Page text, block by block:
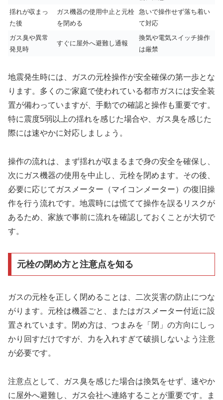
揺れが収まっ
た後
ガス機器の使用中止と元栓
を閉める
急いで操作せず落ち着い
て対応
ガス臭や異常
発見時
すぐに屋外へ避難し通報
換気や電気スイッチ操作
は厳禁
地震発生時には、ガスの元栓操作が安全確保の第一歩とな
ります。多くのご家庭で使われている都市ガスには安全装
置が備わっていますが、手動での確認と操作も重要です。
特に震度5弱以上の揺れを感じた場合や、ガス臭を感じた
際には速やかに対応しましょう。
操作の流れは、まず揺れが収まるまで身の安全を確保し、
次にガス機器の使用を中止し、元栓を閉めます。その後、
必要に応じてガスメーター（マイコンメーター）の復旧操
作を行う流れです。地震時には慌てて操作を誤るリスクが
あるため、家族で事前に流れを確認しておくことが大切で
す。
元栓の閉め方と注意点を知る
ガスの元栓を正しく閉めることは、二次災害の防止につな
がります。元栓は機器ごと、またはガスメーター付近に設
置されています。閉め方は、つまみを「閉」の方向にしっ
かり回すだけですが、力を入れすぎて破損しないよう注意
が必要です。
注意点として、ガス臭を感じた場合は換気をせず、速やか
に屋外へ避難し、ガス会社へ連絡することが重要です。ま